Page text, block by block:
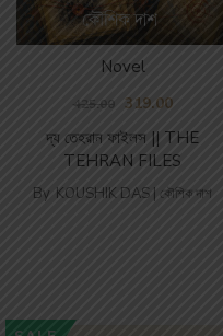
দ্য তেহরান ফাইলস || THE
TEHRAN FILES
Novel
425.00 319.00
By KOUSHIK DAS | কৌশিক দাশ